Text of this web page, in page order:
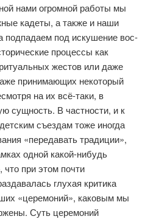
нами огромной работы мы
кадеты, а также и наши
подпадаем под искушение вос­
процессы как
жестов или даже
принимающих некоторый
на их всё-таки, в
сущность. В частности, и к
съездам тоже иногда
«передавать тра­диции»,
одной какой-нибудь
при этом почти
глухая критика
«церемоний», каковым мы
Суть церемоний